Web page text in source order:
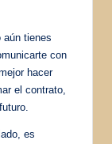
aún tienes
con
hacer
el contrato,
es